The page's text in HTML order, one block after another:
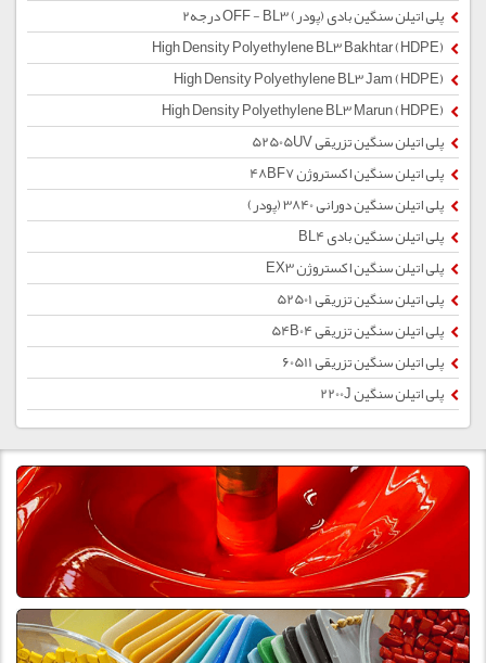
پلی اتیلن سنگین بادی (پودر) OFF - BL3 درجه2
پلی اتیلن سنگین تزریقی 52505UV
پلی اتیلن سنگین اکستروژن 48BF7
پلی اتیلن سنگین دورانی 3840 (پودر)
پلی اتیلن سنگین بادی BL4
پلی اتیلن سنگین اکستروژن EX3
پلی اتیلن سنگین تزریقی 52501
پلی اتیلن سنگین تزریقی 54B04
پلی اتیلن سنگین تزریقی 60511
پلی اتیلن سنگین 2200J